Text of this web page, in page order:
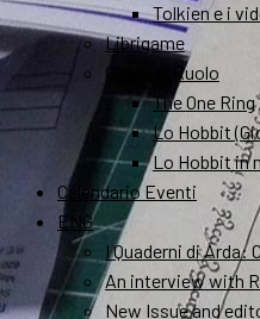
Tolkien e i
Librigame
Gioco di Ruolo
The One Ring
Lo Hobbit
Lo Hobbit in
Calendario Eventi
ENG
I Quaderni di Arda:
An interview with
New Issue and